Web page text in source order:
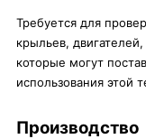
Требуется для
крыльев,
которые могут
использования этой
Производство